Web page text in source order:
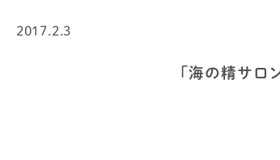
2017.2.3
「海の精サロ